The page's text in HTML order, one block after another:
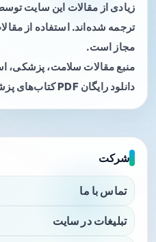
زیادی از مقالات این سایت
ترجمه شده‌اند. استفاده از
مجاز است.
منبع مقالات سلامت، پزشکی،
دانلود رایگان PDF کتاب‌های پزشکی.
شرکت
تماس با ما
تبلیغات در سایت